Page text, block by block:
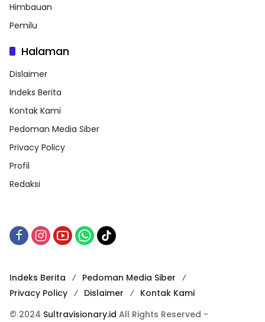
Himbauan
Pemilu
Halaman
Dislaimer
Indeks Berita
Kontak Kami
Pedoman Media Siber
Privacy Policy
Profil
Redaksi
Indeks Berita
Pedoman Media Siber
Privacy Policy
Dislaimer
Kontak Kami
© 2024 Sultravisionary.id All Rights Reserved -